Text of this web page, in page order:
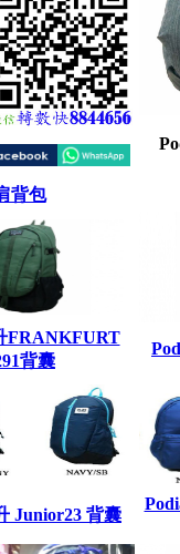
背包
FRANKFURT
背囊
Junior23 背囊